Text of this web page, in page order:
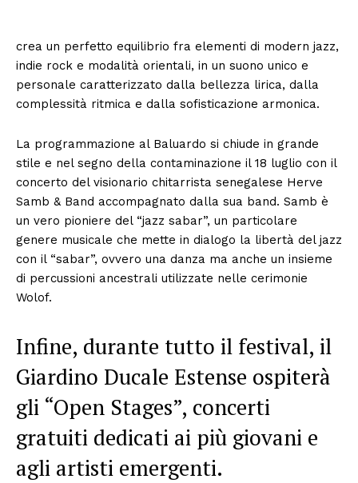
crea un perfetto equilibrio fra elementi di modern jazz,
indie rock e modalità orientali, in un suono unico e
personale caratterizzato dalla bellezza lirica, dalla
complessità ritmica e dalla sofisticazione armonica.
La programmazione al Baluardo si chiude in grande
stile e nel segno della contaminazione il 18 luglio con il
concerto del visionario chitarrista senegalese Herve
Samb & Band accompagnato dalla sua band. Samb è
un vero pioniere del “jazz sabar”, un particolare
genere musicale che mette in dialogo la libertà del jazz
con il “sabar”, ovvero una danza ma anche un insieme
di percussioni ancestrali utilizzate nelle cerimonie
Wolof.
Infine, durante tutto il festival, il
Giardino Ducale Estense ospiterà
gli “Open Stages”, concerti
gratuiti dedicati ai più giovani e
agli artisti emergenti.